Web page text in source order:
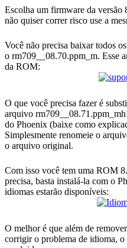
Escolha um firmware da versão
não quiser correr risco use a
Você não precisa baixar todos
o rm709__08.70.ppm_m. Esse
da ROM:
O que você precisa fazer é
arquivo
do Phoenix (baixe como
Simplesmente renomeie o
o arquivo original.
Com isso você tem uma ROM
precisa, basta instalá-la com o
idiomas estarão disponíveis:
O melhor é que além de
corrigir o problema de idioma,